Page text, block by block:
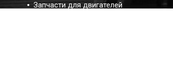
Запчасти для двигателей